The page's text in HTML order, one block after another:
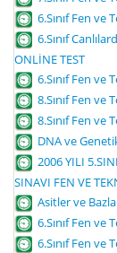
6.Sınıf Fen ve
6.Sınıf
ONLİNE TEST
6.Sınıf Fen ve
8.Sınıf Fen ve
8.Sınıf Fen ve
DNA ve
2006 YILI
SINAVI FEN VE
Asitler ve
6.Sınıf Fen ve
6.Sınıf Fen ve